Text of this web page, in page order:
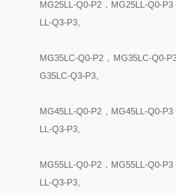
MG25LL-Q0-P2 ， MG25LL-Q0-P3
LL-Q3-P3。
MG35LC-Q0-P2 ， MG35L C-Q0-
G35LC-Q3-P3。
MG45LL-Q0-P2 ， MG45LL-Q0-P3
LL-Q3-P3。
MG55LL-Q0-P2 ， MG55LL-Q0-P3
LL-Q3-P3。